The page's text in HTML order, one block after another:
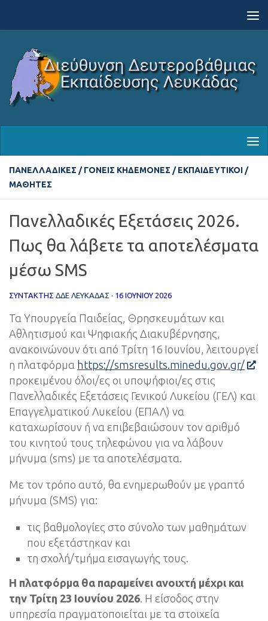
ΠΑΝΕΛΛΑΔΙΚΈΣ / ΓΟΝΕΊΣ ΚΗΔΕΜΌΝΕΣ / ΕΚΠΑΙΔΕΥΤΙΚΟΊ /
ΜΑΘΗΤΈΣ
Πανελλαδικές Εξετάσεις 2026.
Πως θα λάβετε τα αποτελέσματα
μέσω SMS
ΣΥΝΤΆΚΤΗΣ ΔΔΕ ΛΕΥΚΑΔΑΣ · 16 ΙΟΥΝΊΟΥ 2026
Τα Υπουργεία Παιδείας, Θρησκευμάτων και
Αθλητισμού και Ψηφιακής Διακυβέρνησης,
ανακοινώνουν ότι από Τρίτη 16 Ιουνίου, λειτουργεί
η πλατφόρμα https://smsresults.minedu.gov.gr/
προκειμένου όλοι/ες οι υποψήφιοι/ες στις
Πανελλαδικές Εξετάσεις Γενικού Λυκείου (ΓΕΛ) και
Επαγγελματικού Λυκείου (ΕΠΑΛ) να
καταχωρίσουν ή να επιβεβαιώσουν τον αριθμό
του κινητού τους τηλεφώνου για να λάβουν
μήνυμα (sms) με τα αποτελέσματα.
Με τον τρόπο αυτό, θα ενημερωθούν με γραπτό
μήνυμα (SMS) για:
τις βαθμολογίες στο σύνολο των μαθημάτων
που εξετάστηκαν και
τη σχολή/τμήμα εισαγωγής τους.
Η πλατφόρμα θα παραμείνει ανοιχτή μέχρι και
την Τρίτη 23 Ιουνίου 2026 . Η είσοδος στην
υπηρεσία πραγματοποιείται με τα στοιχεία